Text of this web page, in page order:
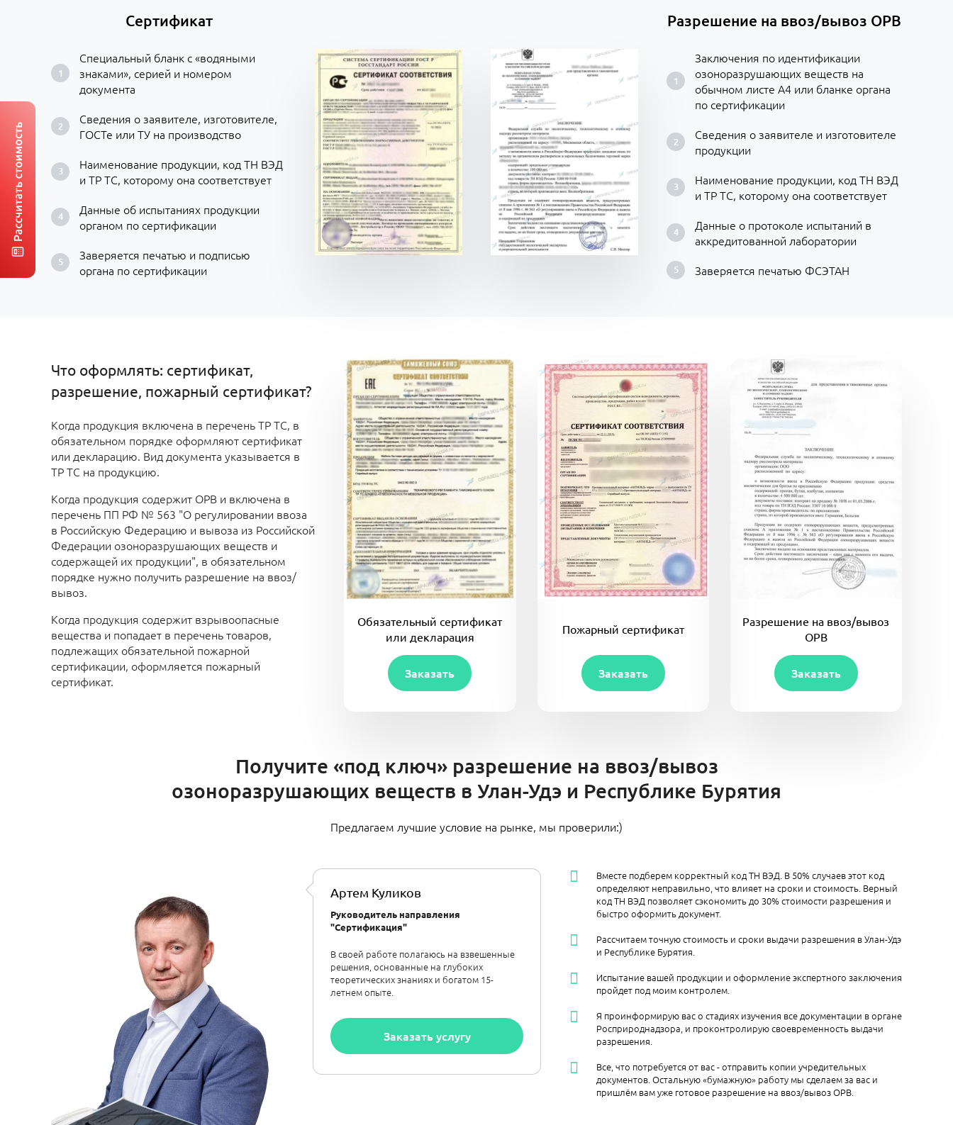
Сертификат
Специальный бланк с «водяными
знаками», серией и номером
документа
Сведения о заявителе, изготовителе,
ГОСТе или ТУ на производство
Наименование продукции, код ТН ВЭД
и ТР ТС, которому она соответствует
Данные об испытаниях продукции
органом по сертификации
Заверяется печатью и подписью
органа по сертификации
Разрешение на ввоз/вывоз ОРВ
Заключения по идентификации
озоноразрушающих веществ на
обычном листе А4 или бланке органа
по сертификации
Сведения о заявителе и изготовителе
продукции
Наименование продукции, код ТН ВЭД
и ТР ТС, которому она соответствует
Данные о протоколе испытаний в
аккредитованной лаборатории
Заверяется печатью ФСЭТАН
Что оформлять: сертификат,
разрешение, пожарный сертификат?
Когда продукция включена в перечень ТР ТС, в
обязательном порядке оформляют сертификат
или декларацию. Вид документа указывается в
ТР ТС на продукцию.
Когда продукция содержит ОРВ и включена в
перечень ПП РФ № 563 "О регулировании ввоза
в Российскую Федерацию и вывоза из Российской
Федерации озоноразрушающих веществ и
содержащей их продукции", в обязательном
порядке нужно получить разрешение на ввоз/
вывоз.
Когда продукция содержит взрывоопасные
вещества и попадает в перечень товаров,
подлежащих обязательной пожарной
сертификации, оформляется пожарный
сертификат.
Обязательный сертификат
или декларация
Заказать
Пожарный сертификат
Заказать
Разрешение на ввоз/вывоз
ОРВ
Заказать
Получите «под ключ» разрешение на ввоз/вывоз
озоноразрушающих веществ в Улан-Удэ и Республике Бурятия
Предлагаем лучшие условие на рынке, мы проверили:)
Артем Куликов
Руководитель направления
"Сертификация"
В своей работе полагаюсь на взвешенные
решения, основанные на глубоких
теоретических знаниях и богатом 15-
летнем опыте.
Заказать услугу
Вместе подберем корректный код ТН ВЭД. В 50% случаев этот код
определяют неправильно, что влияет на сроки и стоимость. Верный
код ТН ВЭД позволяет сэкономить до 30% стоимости разрешения и
быстро оформить документ.
Рассчитаем точную стоимость и сроки выдачи разрешения в Улан-Удэ
и Республике Бурятия.
Испытание вашей продукции и оформление экспертного заключения
пройдет под моим контролем.
Я проинформирую вас о стадиях изучения все документации в органе
Росприроднадзора, и проконтролирую своевременность выдачи
разрешения.
Все, что потребуется от вас - отправить копии учредительных
документов. Остальную «бумажную» работу мы сделаем за вас и
пришлём вам уже готовое разрешение на ввоз/вывоз ОРВ.